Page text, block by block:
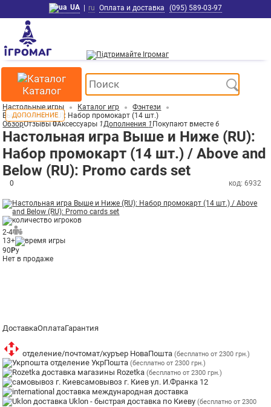
UA | ru Оплата и доставка (095) 589-03-97
Каталог
Настольные игры Каталог игр
Фэнтези
Выше и Ниже (RU): Набор промокарт (14 шт.)
ОбзорОтзывы0Аксессуары 1Дополнения 1 Покупают вместе6
Настольная игра Выше и Ниже (RU):
Набор промокарт (14 шт.) / Above and
Below (RU): Promo cards set
0 код: 6932
2-4
13+
90 Ру
ДОПОЛНЕНИЕ
Нет в продаже
ДоставкаОплатаГарантия
отделение/почтомат/куръер НоваПошта(бесплатно от 2300 грн.)
отделение УкрПошта(бесплатно от 2300 грн.)
магазины Rozetka(бесплатно от 2300 грн.)
самовывоз г. Киев ул. И.Франка 12
международная доставка
Uklon - быстрая доставка по Киеву(бесплатно от 2300